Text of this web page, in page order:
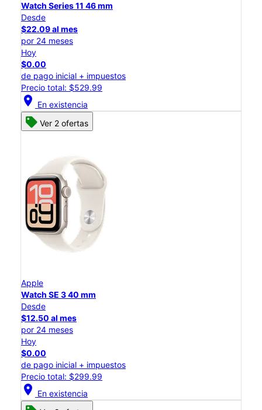
Watch Series 11 46 mm
Desde
$22.09 al mes
por 24 meses
Hoy
$0.00
de pago inicial + impuestos
Precio total: $529.99
location_on En existencia
Ver 2 ofertas
Apple
Watch SE 3 40 mm
Desde
$12.50 al mes
por 24 meses
Hoy
$0.00
de pago inicial + impuestos
Precio total: $299.99
location_on En existencia